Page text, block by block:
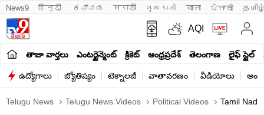
News9 हिन्दी ಕನ್ನಡ मराठी ગુજરાતી বাংলা ਪੰਜਾਬੀ
AQI
తాజా వార్తలు ఎంటర్టైన్మెంట్ క్రికెట్ ఆంధ్రప్రదేశ్ తెలంగాణ లైఫ్ స్టైల్
ఉద్యోగాలు జ్యోతిష్యం టెక్నాలజీ వాతావరణం వీడియోలు
Telugu News Telugu News Videos Political Videos Tamil